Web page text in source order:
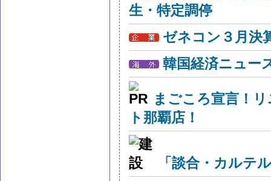
生・特定調停
ゼネコン３月決
韓国経済ニュー
まごころ宣言！
ト那覇店！
「談合・カルテ